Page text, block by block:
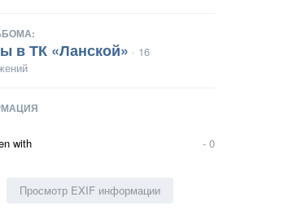
в ТК «Ланской» · 16
with - 0
Просмотр EXIF информации